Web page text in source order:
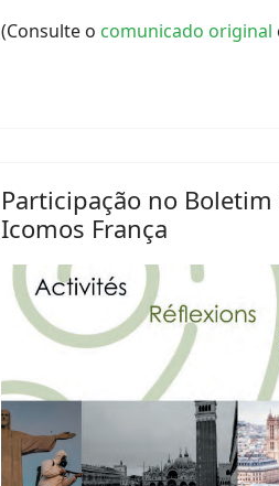
(Consulte o comunicado original
Participação no
Icomos França